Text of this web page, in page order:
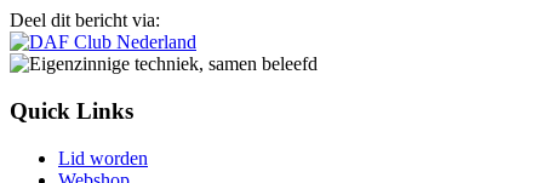
Deel dit bericht via:
Quick Links
Lid worden